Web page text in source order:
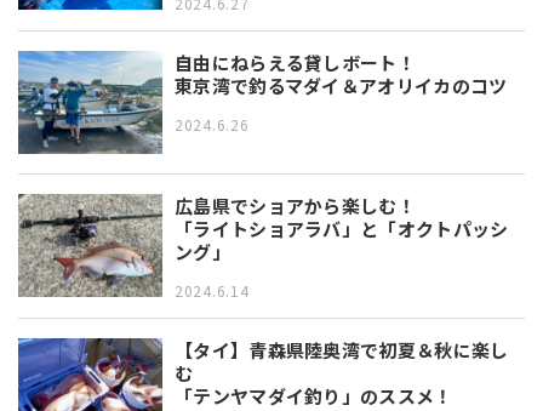
自由にねらえる貸しボート！
東京湾で釣るマダイ＆アオリイカのコツ
2024.6.26
広島県でショアから楽しむ！
「ライトショアラバ」と「オクトパッシ
ング」
2024.6.14
【タイ】青森県陸奥湾で初夏＆秋に楽し
む
「テンヤマダイ釣り」のススメ！